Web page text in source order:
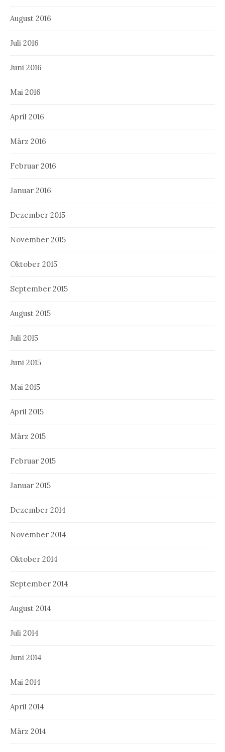
August 2016
Juli 2016
Juni 2016
Mai 2016
April 2016
März 2016
Februar 2016
Januar 2016
Dezember 2015
November 2015
Oktober 2015
September 2015
August 2015
Juli 2015
Juni 2015
Mai 2015
April 2015
März 2015
Februar 2015
Januar 2015
Dezember 2014
November 2014
Oktober 2014
September 2014
August 2014
Juli 2014
Juni 2014
Mai 2014
April 2014
März 2014